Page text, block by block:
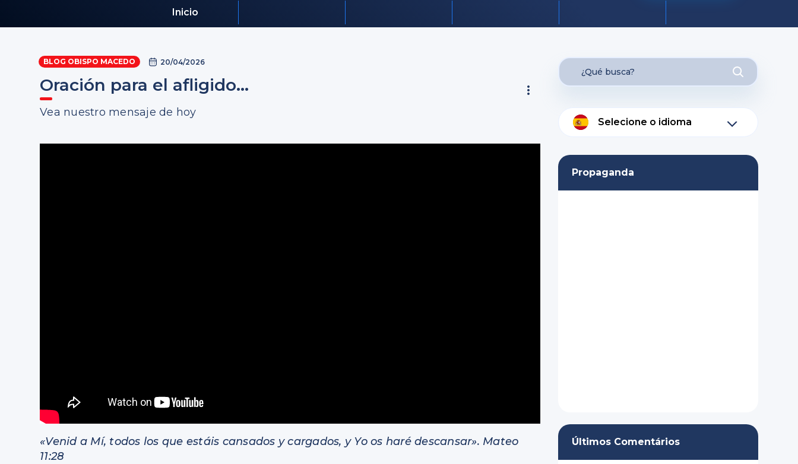
Inicio
BLOG OBISPO MACEDO 20/04/2026
Oración para el afligido…
Vea nuestro mensaje de hoy
«Venid a Mí, todos los que estáis cansados y cargados, y Yo os haré descansar». Mateo
11:28
Selecione o idioma
Propaganda
Últimos Comentários